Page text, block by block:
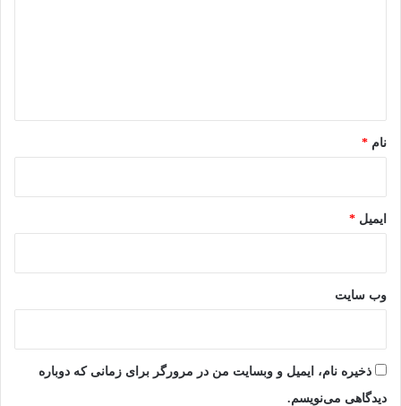
نام *
ایمیل *
وب‌ سایت
ذخیره نام، ایمیل و وبسایت من در مرورگر برای زمانی که دوباره
دیدگاهی می‌نویسم.